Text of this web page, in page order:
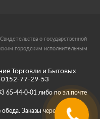
о государственной
городским исполнительным
Торговли и Бытовых
0152-77-29-53
65-44-0-01 либо по эл.почте
Заказы через корзину